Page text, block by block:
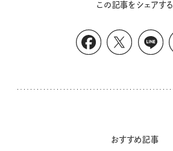
この記事をシェアする
おすすめ記事